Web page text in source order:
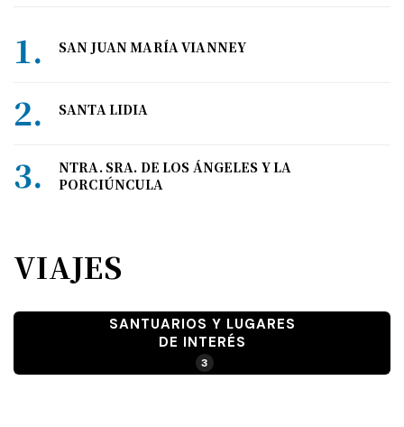
SAN JUAN MARÍA VIANNEY
SANTA LIDIA
NTRA. SRA. DE LOS ÁNGELES Y LA
PORCIÚNCULA
VIAJES
SANTUARIOS Y LUGARES
DE INTERÉS
3